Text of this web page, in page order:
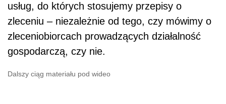
usług, do których stosujemy przepisy o
zleceniu – niezależnie od tego, czy mówimy o
zleceniobiorcach prowadzących działalność
gospodarczą, czy nie.
Dalszy ciąg materiału pod wideo